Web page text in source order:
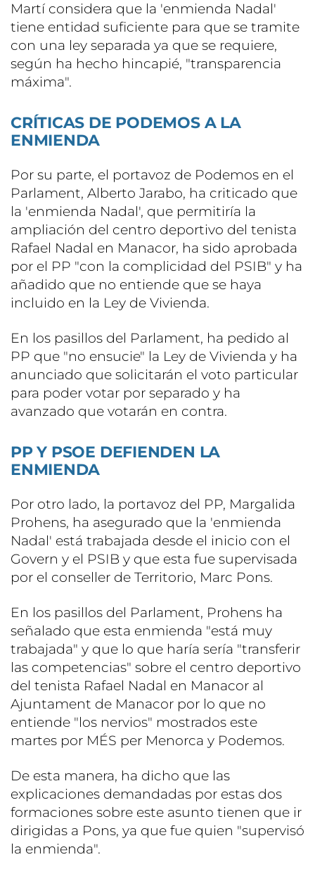
Martí considera que la 'enmienda Nadal'
tiene entidad suficiente para que se tramite
con una ley separada ya que se requiere,
según ha hecho hincapié, "transparencia
máxima".
CRÍTICAS DE PODEMOS A LA
ENMIENDA
Por su parte, el portavoz de Podemos en el
Parlament, Alberto Jarabo, ha criticado que
la 'enmienda Nadal', que permitiría la
ampliación del centro deportivo del tenista
Rafael Nadal en Manacor, ha sido aprobada
por el PP "con la complicidad del PSIB" y ha
añadido que no entiende que se haya
incluido en la Ley de Vivienda.
En los pasillos del Parlament, ha pedido al
PP que "no ensucie" la Ley de Vivienda y ha
anunciado que solicitarán el voto particular
para poder votar por separado y ha
avanzado que votarán en contra.
PP Y PSOE DEFIENDEN LA
ENMIENDA
Por otro lado, la portavoz del PP, Margalida
Prohens, ha asegurado que la 'enmienda
Nadal' está trabajada desde el inicio con el
Govern y el PSIB y que esta fue supervisada
por el conseller de Territorio, Marc Pons.
En los pasillos del Parlament, Prohens ha
señalado que esta enmienda "está muy
trabajada" y que lo que haría sería "transferir
las competencias" sobre el centro deportivo
del tenista Rafael Nadal en Manacor al
Ajuntament de Manacor por lo que no
entiende "los nervios" mostrados este
martes por MÉS per Menorca y Podemos.
De esta manera, ha dicho que las
explicaciones demandadas por estas dos
formaciones sobre este asunto tienen que ir
dirigidas a Pons, ya que fue quien "supervisó
la enmienda".